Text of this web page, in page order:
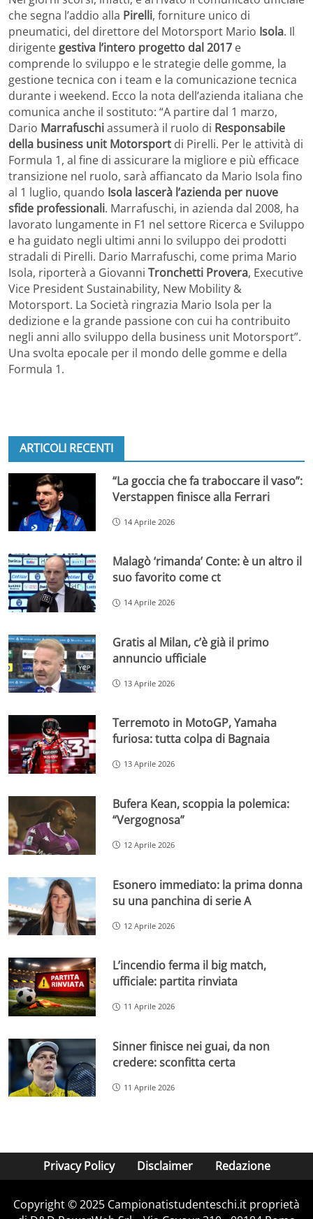
che segna l’addio alla Pirelli, forniture unico di
pneumatici, del direttore del Motorsport Mario Isola. Il
dirigente gestiva l’intero progetto dal 2017 e
comprende lo sviluppo e le strategie delle gomme, la
gestione tecnica con i team e la comunicazione tecnica
durante i weekend. Ecco la nota dell’azienda italiana che
comunica anche il sostituto: “A partire dal 1 marzo,
Dario Marrafuschiassumerà il ruolo di Responsabile
della business unit Motorsport di Pirelli. Per le attività di
Formula 1, al fine di assicurare la migliore e più efficace
transizione nel ruolo, sarà affiancato da Mario Isola fino
al 1 luglio, quando Isola lascerà l’azienda per nuove
sfide professionali. Marrafuschi, in azienda dal 2008, ha
lavorato lungamente in F1 nel settore Ricerca e Sviluppo
e ha guidato negli ultimi anni lo sviluppo dei prodotti
stradali di Pirelli. Dario Marrafuschi, come prima Mario
Isola, riporterà a Giovanni Tronchetti Provera, Executive
Vice President Sustainability, New Mobility &
Motorsport. La Società ringrazia Mario Isola per la
dedizione e la grande passione con cui ha contribuito
negli anni allo sviluppo della business unit Motorsport”.
Una svolta epocale per il mondo delle gomme e della
Formula 1.
ARTICOLI RECENTI
“La goccia che fa traboccare il vaso”:
Verstappen finisce alla Ferrari
14 Aprile 2026
Malagò ‘rimanda’ Conte: è un altro il
suo favorito come ct
14 Aprile 2026
Gratis al Milan, c’è già il primo
annuncio ufficiale
13 Aprile 2026
Terremoto in MotoGP, Yamaha
furiosa: tutta colpa di Bagnaia
13 Aprile 2026
Bufera Kean, scoppia la polemica:
“Vergognosa”
12 Aprile 2026
Esonero immediato: la prima donna
su una panchina di serie A
12 Aprile 2026
L’incendio ferma il big match,
ufficiale: partita rinviata
11 Aprile 2026
Sinner finisce nei guai, da non
credere: sconfitta certa
11 Aprile 2026
Privacy Policy Disclaimer Redazione
Copyright © 2025 Campionatistudenteschi.it proprietà